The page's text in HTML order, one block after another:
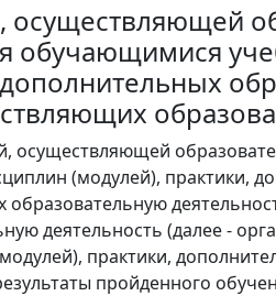
осуществляющей
обучающимися
осуществляющей
(модулей), практики,
деятельность (далее -
практики,
пройденного